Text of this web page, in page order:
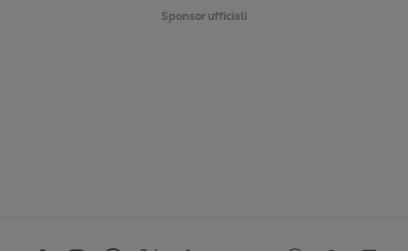
Sponsor ufficiali